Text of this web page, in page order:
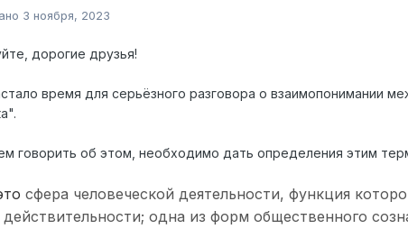
3 ноября, 2023
дорогие друзья!
время для серьёзного разговора о взаимопонимании
говорить об этом, необходимо дать определения этим
сфера человеческой деятельности, функция
одна из форм общественного